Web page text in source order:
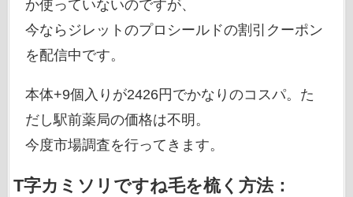
か使っていないのですが、
今ならジレットのプロシールドの割引クーポン
を配信中です。
本体+9個入りが2426円でかなりのコスパ。た
だし駅前薬局の価格は不明。
今度市場調査を行ってきます。
T字カミソリですね毛を梳く方法：